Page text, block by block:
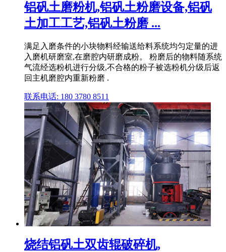
铝矾土磨粉机,铝矾土粉磨设备,铝矾
土加工工艺,铝矾土粉磨 ...
满足入磨条件的小块物料经输送给料系统均匀定量的进
入磨机研磨室,在磨腔内研磨成粉。 粉磨后的物料随系统
气流经选粉机进行分级,不合格的粉子被选粉机分级后返
回主机磨腔内重新粉磨 .
联系电话: 180 3780 8511
烧结铝矾土双齿辊破碎机,